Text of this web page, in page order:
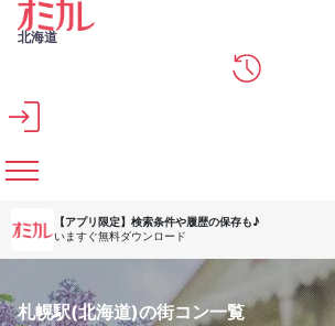
メインコンテンツへスキップ
北海道
【アプリ限定】 検索条件や履歴の保存も♪
いますぐ無料ダウンロード
札幌駅(北海道)の街コン一覧